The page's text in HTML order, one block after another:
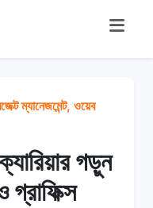
ম্যানেজমেন্ট, ওয়েব
গড়ুন